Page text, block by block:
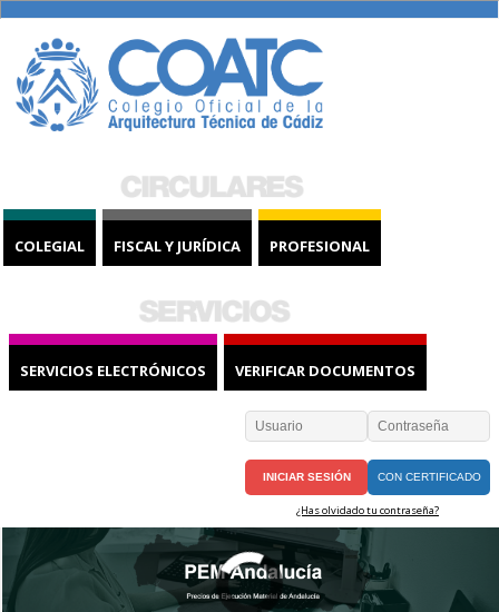
COLEGIAL FISCAL Y JURÍDICA PROFESIONAL
SERVICIOS ELECTRÓNICOS VERIFICAR DOCUMENTOS
CON CERTIFICADO
¿Has olvidado tu contraseña?